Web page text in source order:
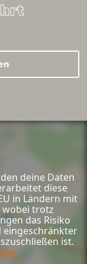
deine Daten
diese
in Ländern mit
wobei trotz
das Risiko
eingeschränkter
ist.
hier.